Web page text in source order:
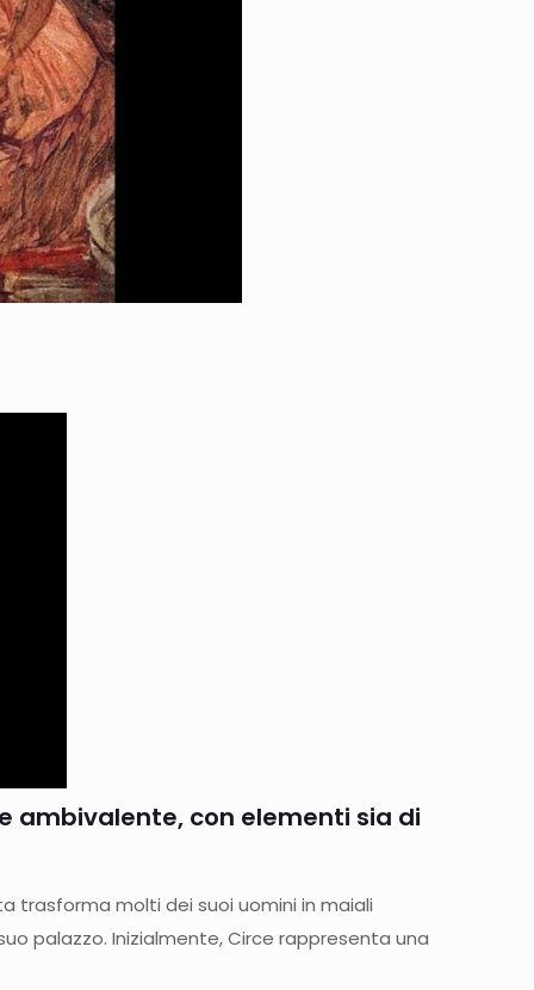
ambivalente, con elementi sia di
trasforma molti dei suoi uomini in maiali
palazzo. Inizialmente, Circe rappresenta una